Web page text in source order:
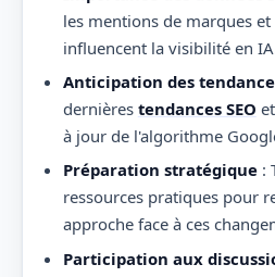
les mentions de marques
influencent la visibilité en
Anticipation des
dernières tendances SEO
à jour de l'algorithme
Préparation stratégique:
ressources pratiques pour
approche face à ces
Participation aux